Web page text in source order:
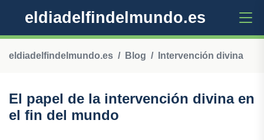
eldiadelfindelmundo.es
eldiadelfindelmundo.es Blog Intervención divina
El papel de la intervención divina en
el fin del mundo